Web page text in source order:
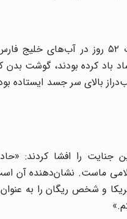
کرد: «اجساد باد کرده بودند،
بالای سر جسد ایستاده
جنایت را افشا کردند:
ماست. نشان‌دهنده آن
و شخص ریگان را به عنوان